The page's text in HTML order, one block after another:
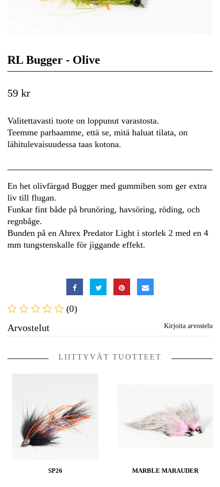
RL Bugger - Olive
59 kr
Valitettavasti tuote on loppunut varastosta.
Teemme parhaamme, että se, mitä haluat tilata, on
lähitulevaisuudessa taas kotona.
En het olivfärgad Bugger med gummiben som ger extra
liv till flugan.
Funkar fint både på brunöring, havsöring, röding, och
regnbåge.
Bunden på en Ahrex Predator Light i storlek 2 med en 4
mm tungstenskalle för jiggande effekt.
(0)
Arvostelut Kirjoita arvostelu
LIITTYVÄT TUOTTEET
SP26 MARBLE MARAUDER